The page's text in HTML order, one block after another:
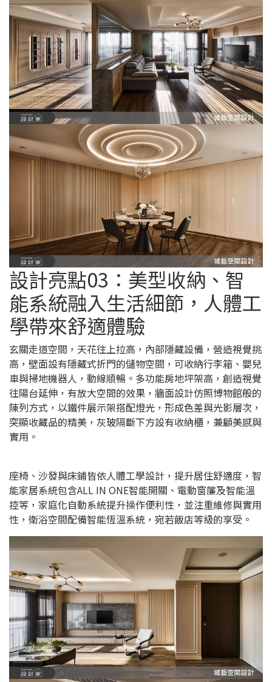
設計亮點03：美型收納、智
能系統融入生活細節，人體工
學帶來舒適體驗
玄關走道空間，天花往上拉高，內部隱藏設備，營造視覺挑
高，壁面設有隱藏式折門的儲物空間，可收納行李箱、嬰兒
車與掃地機器人，動線順暢。多功能房地坪架高，創造視覺
往陽台延伸，有放大空間的效果，牆面設計仿照博物館般的
陳列方式，以鐵件展示架搭配燈光，形成色差與光影層次，
突顯收藏品的精美，灰玻隔斷下方設有收納櫃，兼顧美感與
實用。
座椅、沙發與床鋪皆依人體工學設計，提升居住舒適度，智
能家居系統包含ALL IN ONE智能開關、電動窗簾及智能溫
控等，家庭化自動系統提升操作便利性，並注重維修與實用
性，衛浴空間配備智能恆溫系統，宛若飯店等級的享受。